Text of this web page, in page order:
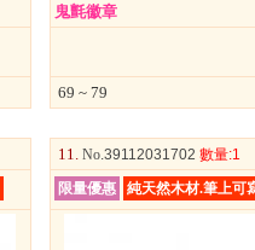
鬼氈徽章
69 ~ 79
11. No.39112031702 數量:1
限量優惠
純天然木材.筆上可